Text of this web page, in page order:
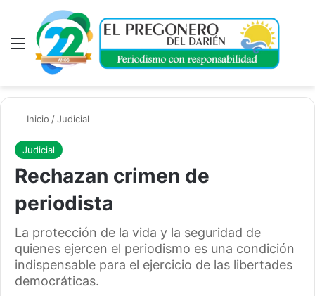
Menú
Inicio /Judicial
Judicial
Rechazan crimen de
periodista
La protección de la vida y la seguridad de
quienes ejercen el periodismo es una condición
indispensable para el ejercicio de las libertades
democráticas.